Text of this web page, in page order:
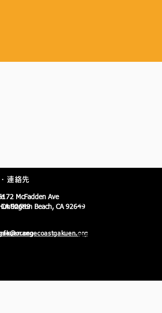
連絡先
McFadden Ave
Beach, CA 92649
92649
ご家族は、保護者用ポータ
閲覧、学費の支払い、生徒